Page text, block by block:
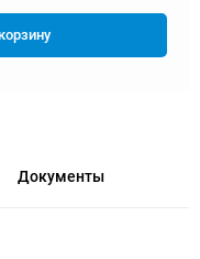
Документы